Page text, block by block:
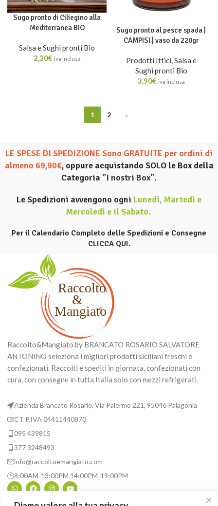
Sugo pronto di Ciliegino alla
Mediterranea BIO
Salsa e Sughi pronti Bio
2,30€ iva inclusa
Sugo pronto al pesce spada |
CAMPISI | vaso da 220gr
Prodotti Ittici,Salsa e
Sughi pronti Bio
3,90€ iva inclusa
1 2 →
LE SPESE DI SPEDIZIONE Sono GRATUITE per ordini di
almeno 69,90€, oppure acquistando SOLO le Box della
Categoria "I nostri Box".
Le Spedizioni avvengono ogni Lunedì, Martedì e
Mercoledì e il Sabato.
Per il Calendario Completo delle Spedizioni e Consegne
CLICCA QUI.
Raccolto&Mangiato by BRANCATO ROSARIO SALVATORE
ANTONINO seleziona i migliori prodotti siciliani freschi e
confezionati. Raccolti e spediti in giornata, confezionati con
cura, con consegne in tutta Italia solo con mezzi refrigerati.
Azienda Brancato Rosario, Via Palermo 221, 95046 Palagonia
CT P.IVA 04411440870
095 439815
377 3248493
info@raccoltoemangiato.com
8:00AM-13:00PM 14:00PM-19:00PM